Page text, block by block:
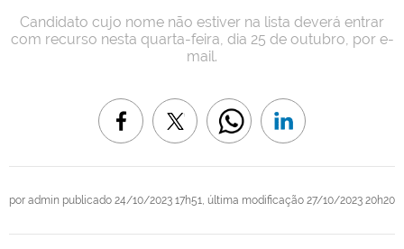
por admin publicado 24/10/2023 17h51, última modificação 27/10/2023 20h20
Candidato cujo nome não estiver na lista deverá entrar
com recurso nesta quarta-feira, dia 25 de outubro, por e-
mail.